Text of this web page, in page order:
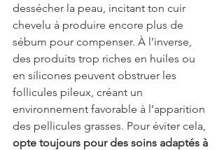
dessécher la peau, incitant ton cuir
chevelu à produire encore plus de
sébum pour compenser. À l’inverse,
des produits trop riches en huiles ou
en silicones peuvent obstruer les
follicules pileux, créant un
environnement favorable à l’apparition
des pellicules grasses. Pour éviter cela,
opte toujours pour des soins adaptés à